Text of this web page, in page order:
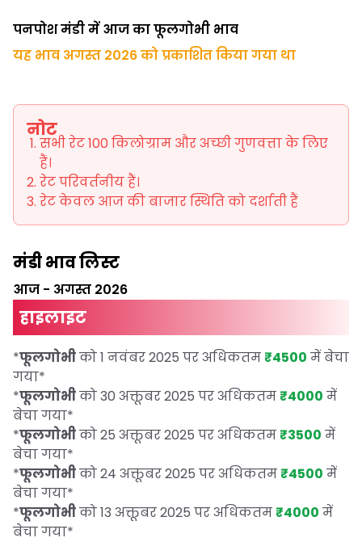
पनपोश मंडी में आज का फूलगोभी भाव
यह भाव अगस्त 2026 को प्रकाशित किया गया था
नोट
सभी रेट 100 किलोग्राम और अच्छी गुणवत्ता के लिए
हैं।
रेट परिवर्तनीय हैं।
रेट केवल आज की बाजार स्थिति को दर्शाती हैं
मंडी भाव लिस्ट
आज - अगस्त 2026
हाइलाइट
*फूलगोभीको 1 नवंबर 2025 पर अधिकतम ₹4500 में बेचा
गया*
*फूलगोभीको 30 अक्तूबर 2025 पर अधिकतम ₹4000 में
बेचा गया*
*फूलगोभीको 25 अक्तूबर 2025 पर अधिकतम ₹3500 में
बेचा गया*
*फूलगोभीको 24 अक्तूबर 2025 पर अधिकतम ₹4500 में
बेचा गया*
*फूलगोभीको 13 अक्तूबर 2025 पर अधिकतम ₹4000 में
बेचा गया*